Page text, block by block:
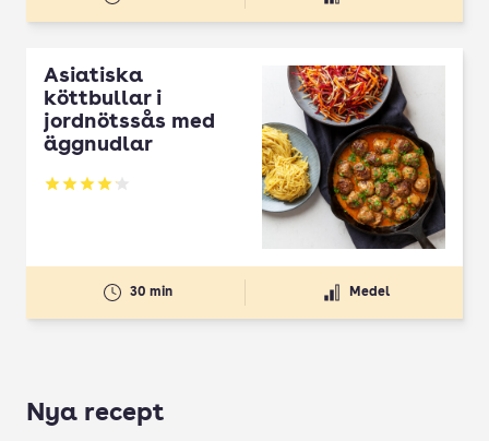
Asiatiska
köttbullar i
jordnötssås med
äggnudlar
Betyg: 4.12 av 5
30 min Medel
Nya recept